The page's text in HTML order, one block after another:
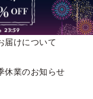
届けについて
休業のお知らせ